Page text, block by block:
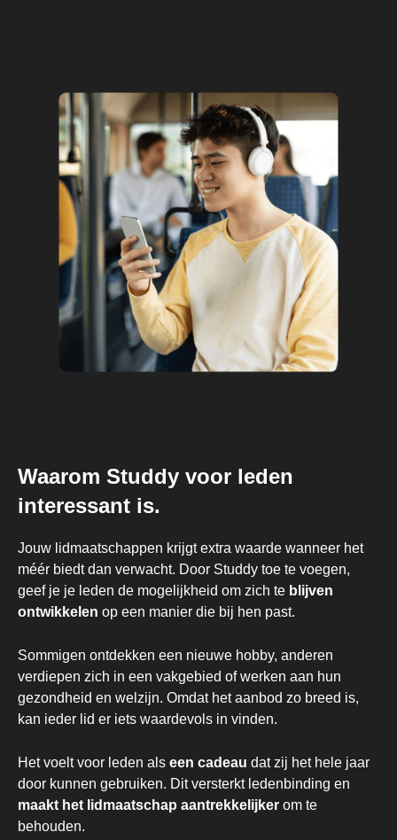
Waarom Studdy voor leden
interessant is.
Jouw lidmaatschappen krijgt extra waarde wanneer het
méér biedt dan verwacht. Door Studdy toe te voegen,
geef je je leden de mogelijkheid om zich te blijven
ontwikkelen op een manier die bij hen past.
Sommigen ontdekken een nieuwe hobby, anderen
verdiepen zich in een vakgebied of werken aan hun
gezondheid en welzijn. Omdat het aanbod zo breed is,
kan ieder lid er iets waardevols in vinden.
Het voelt voor leden als een cadeau dat zij het hele jaar
door kunnen gebruiken. Dit versterkt ledenbinding en
maakt het lidmaatschap aantrekkelijker om te
behouden.